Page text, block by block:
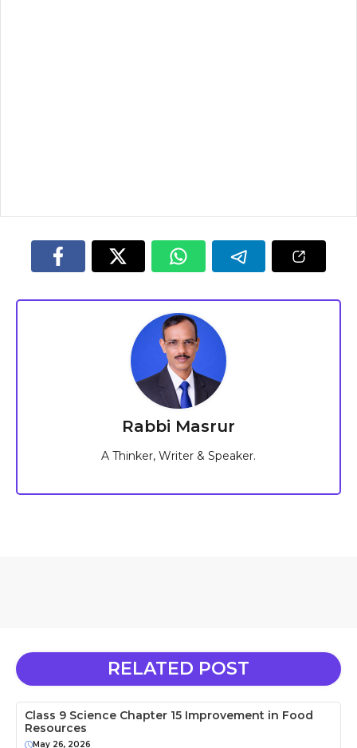
Rabbi Masrur
A Thinker, Writer & Speaker.
RELATED POST
Class 9 Science Chapter 15 Improvement in Food
Resources
May 26, 2026